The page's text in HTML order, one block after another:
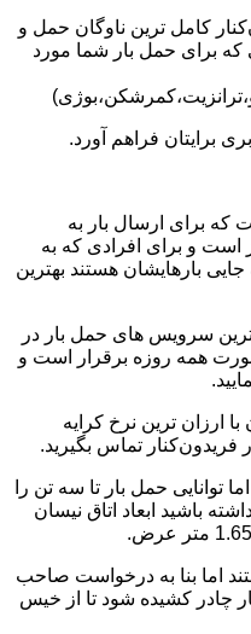
کامل ترین ناوگان حمل و
برای حمل بار شما مورد
برایتان فراهم آورد.
که برای ارسال بار به
و برای افرادی که به
بارهایشان هستند بهترین
سرویس های حمل بار در
همه روزه برقرار است و
ارزان ترین نرخ کرایه
فریدون‌کنار تماس بگیرید.
2 تن است اما توانایی حمل بار تا سه تن را
باشید ابعاد اتاق نیسان
اما بنا به درخواست صاحب
چادر کشیده شود تا از خیس